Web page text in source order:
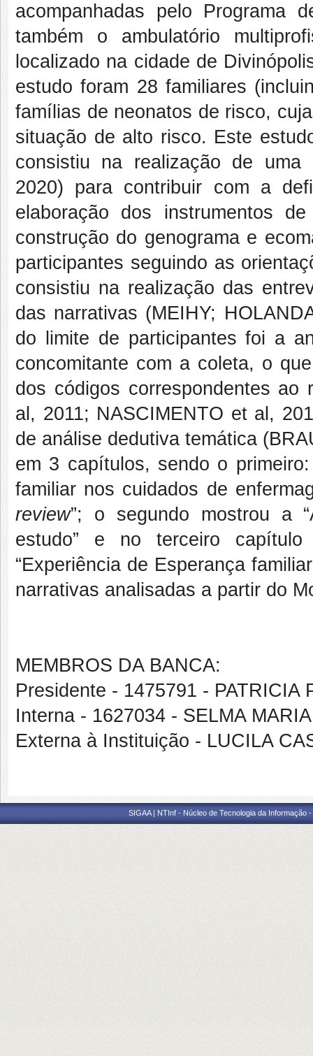
acompanhadas pelo Programa
também o ambulatório
localizado na cidade de
estudo foram 28 familiares
famílias de neonatos de risco,
situação de alto risco. Este
consistiu na realização de uma
2020) para contribuir com a
elaboração dos instrumentos
construção do genograma e
participantes seguindo as
consistiu na realização das
das narrativas (MEIHY;
do limite de participantes foi a
concomitante com a coleta, o
dos códigos correspondentes ao
al, 2011; NASCIMENTO et al,
de análise dedutiva temática
em 3 capítulos, sendo o
familiar nos cuidados de
review”; o segundo
mostrou a
estudo” e no terceiro capítulo
“Experiência de Esperança
narrativas analisadas a partir do
MEMBROS DA BANCA:
Presidente - 1475791 - PATRICIA
Interna - 1627034 - SELMA
Externa à Instituição - LUCILA
SIGAA | NTInf - Núcleo de Tecnologia da